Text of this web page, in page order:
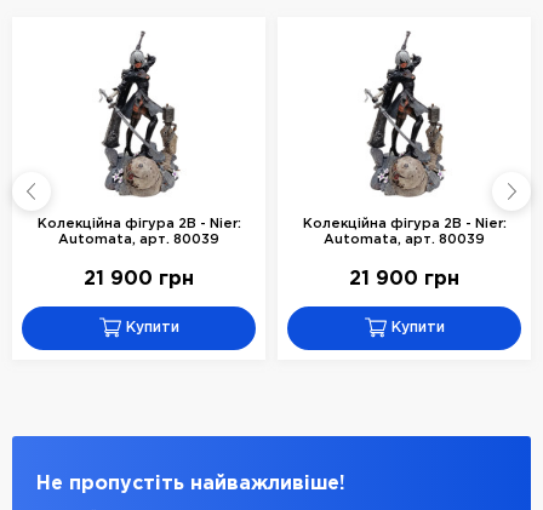
Колекційна фігура 2B - Nier:
Automata, арт. 80039
21 900 грн
Купити
Колекційна фігура 2B - Nier:
Automata, арт. 80039
21 900 грн
Купити
Не пропустіть найважливіше!